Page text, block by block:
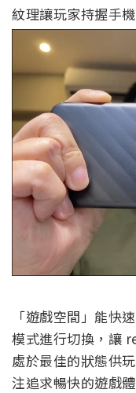
紋理讓玩家持握手
「遊戲空間」能快
模式進行切換，讓
處於最佳的狀態供
注追求暢快的遊戲